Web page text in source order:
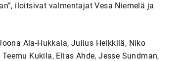
iloitsivat valmentajat Vesa Niemelä ja
Ala-Hukkala, Julius Heikkilä, Niko
Kukila, Elias Ahde, Jesse Sundman,